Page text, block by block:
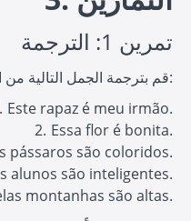
تمرين 1: الترجمة
قم بترجمة الجمل التالية من البرتغالية إلى العربية:
Este rapaz é meu irmão.
Essa flor é bonita.
pássaros são coloridos.
alunos são inteligentes.
montanhas são altas.